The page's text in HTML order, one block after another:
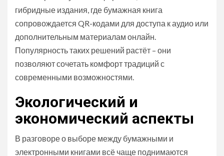
гибридные издания, где бумажная книга
сопровождается QR-кодами для доступа к аудио или
дополнительным материалам онлайн.
Популярность таких решений растёт – они
позволяют сочетать комфорт традиций с
современными возможностями.
Экологический и
экономический аспекты
В разговоре о выборе между бумажными и
электронными книгами всё чаще поднимаются